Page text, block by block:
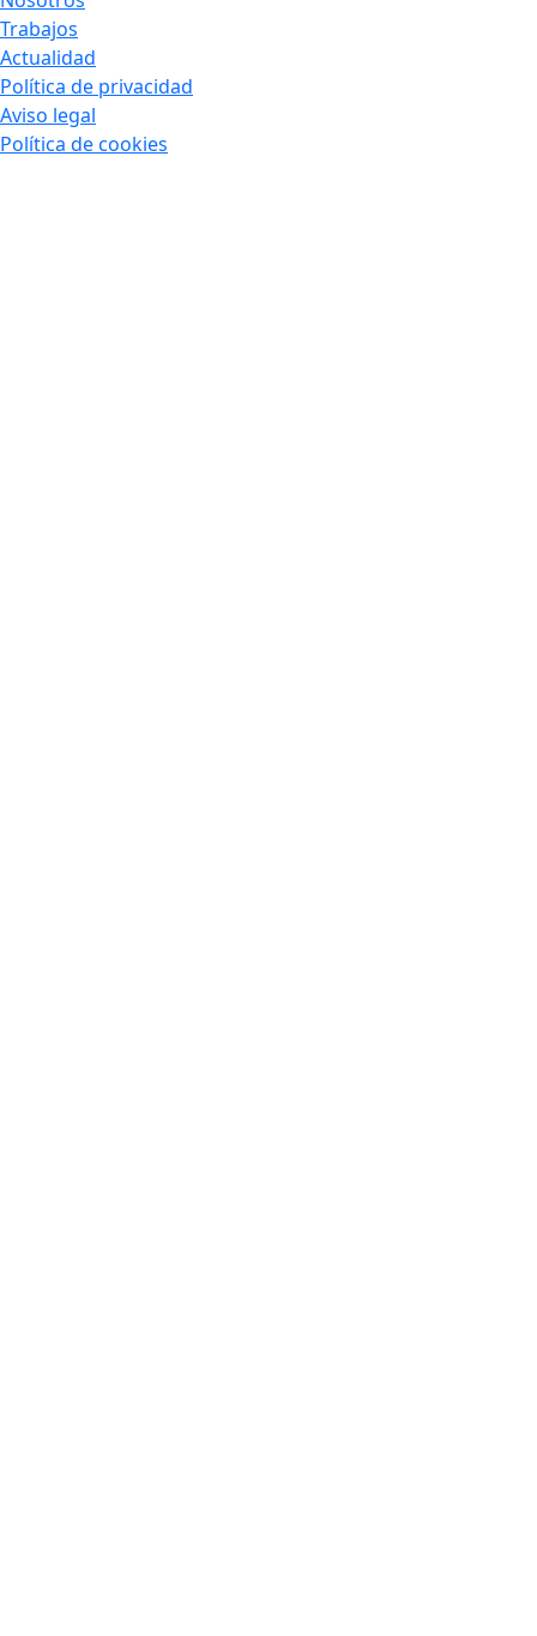
Trabajos
Actualidad
Política de privacidad
Aviso legal
Política de cookies